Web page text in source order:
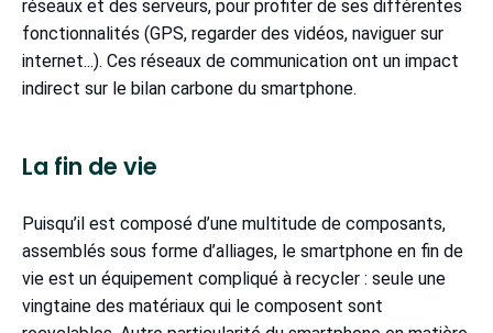
réseaux et des serveurs, pour profiter de ses différentes
fonctionnalités (GPS, regarder des vidéos, naviguer sur
internet...). Ces réseaux de communication ont un impact
indirect sur le bilan carbone du smartphone.
La fin de vie
Puisqu’il est composé d’une multitude de composants,
assemblés sous forme d’alliages, le smartphone en fin de
vie est un équipement compliqué à recycler : seule une
vingtaine des matériaux qui le composent sont